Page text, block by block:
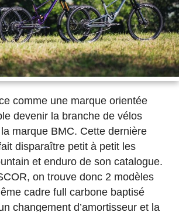
comme une marque orientée
devenir la branche de vélos
marque BMC. Cette dernière
disparaître petit à petit les
et enduro de son catalogue.
on trouve donc 2 modèles
cadre full carbone baptisé
changement d’amortisseur et la